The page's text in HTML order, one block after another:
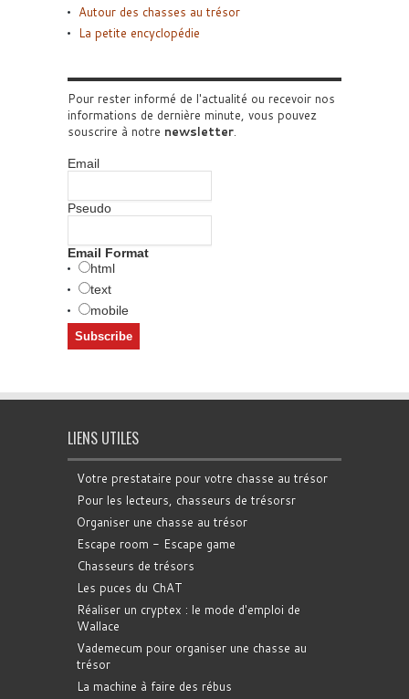
Autour des chasses au trésor
La petite encyclopédie
Pour rester informé de l'actualité ou recevoir nos
informations de dernière minute, vous pouvez
souscrire à notre newsletter.
Email
Pseudo
Email Format
html
text
mobile
LIENS UTILES
Votre prestataire pour votre chasse au trésor
Pour les lecteurs, chasseurs de trésorsr
Organiser une chasse au trésor
Escape room - Escape game
Chasseurs de trésors
Les puces du ChAT
Réaliser un cryptex : le mode d'emploi de
Wallace
Vademecum pour organiser une chasse au
trésor
La machine à faire des rébus